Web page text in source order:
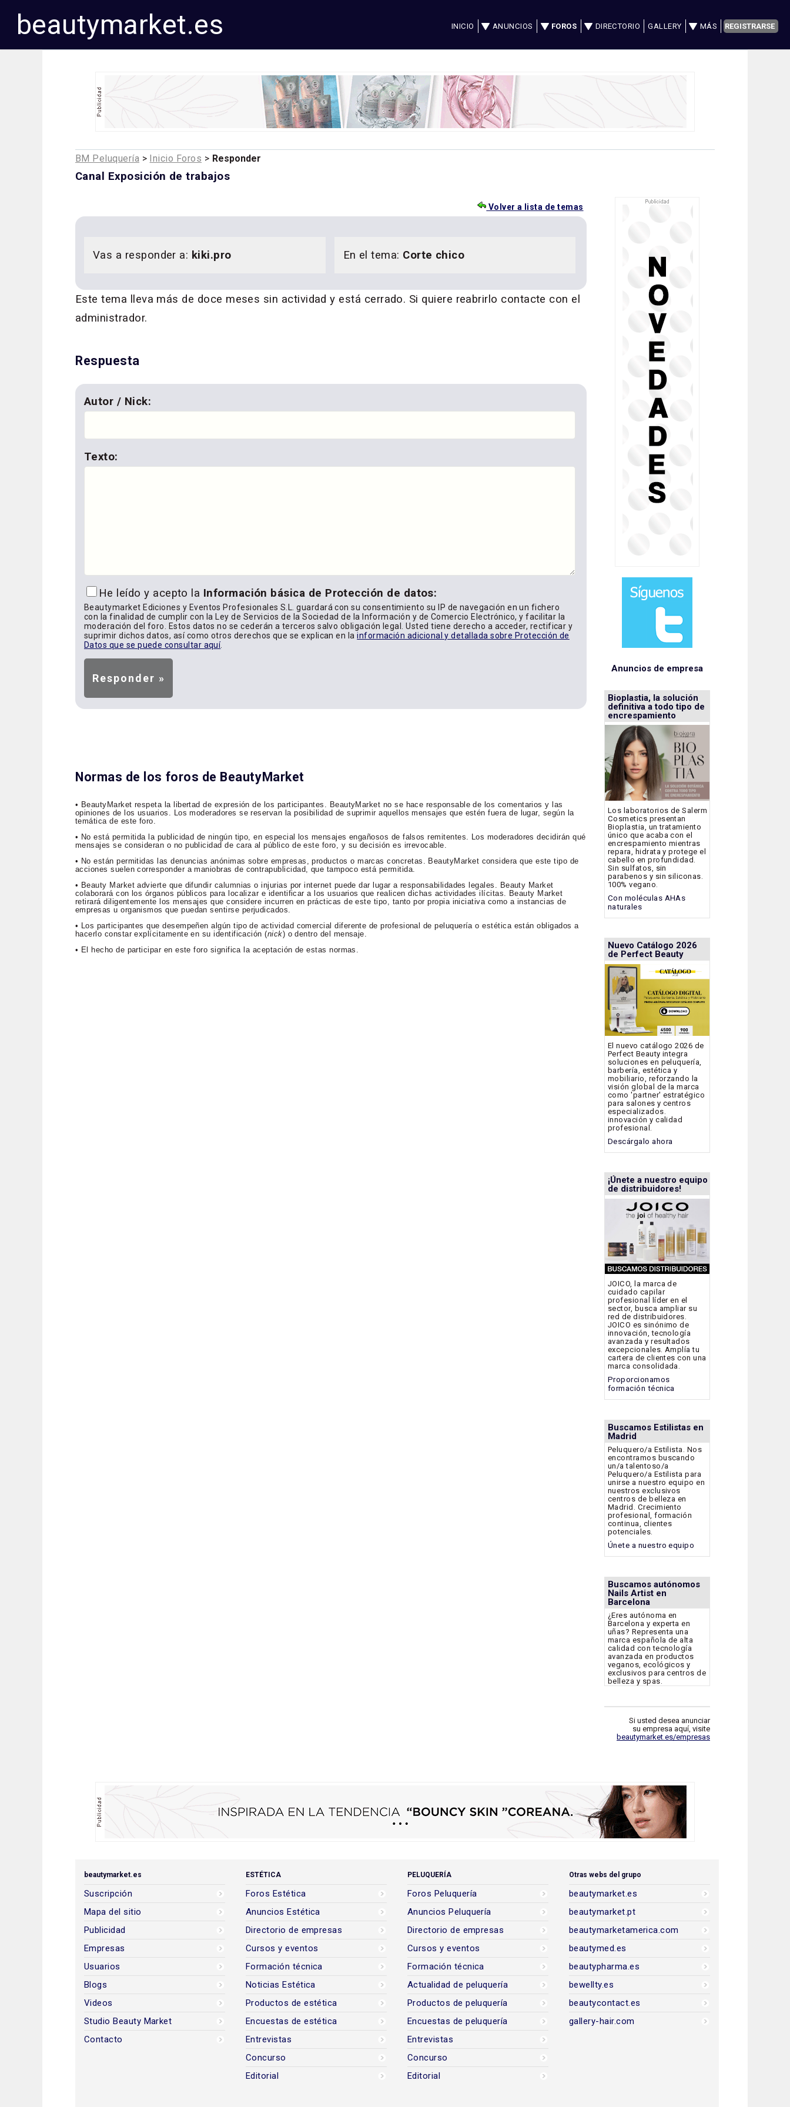
beautymarket.es INICIO ANUNCIOS FOROS DIRECTORIO GALLERY MÁS REGISTRARSE
BM Peluquería > Inicio Foros > Responder
Canal Exposición de trabajos
Volver a lista de temas
Vas a responder a: kiki.pro En el tema: Corte chico
Este tema lleva más de doce meses sin actividad y está cerrado. Si quiere reabrirlo contacte con el
administrador.
Respuesta
Autor / Nick:
Texto:
He leído y acepto la Información básica de Protección de datos:
Beautymarket Ediciones y Eventos Profesionales S.L. guardará con su consentimiento su IP de navegación en un fichero
con la finalidad de cumplir con la Ley de Servicios de la Sociedad de la Información y de Comercio Electrónico, y facilitar la
moderación del foro. Estos datos no se cederán a terceros salvo obligación legal. Usted tiene derecho a acceder, rectificar y
suprimir dichos datos, así como otros derechos que se explican en lainformación adicional y detallada sobre Protección de
Datos que se puede consultar aquí.
Normas de los foros de BeautyMarket
• BeautyMarket respeta la libertad de expresión de los participantes. BeautyMarket no se hace responsable de los comentarios y las
opiniones de los usuarios. Los moderadores se reservan la posibilidad de suprimir aquellos mensajes que estén fuera de lugar, según la
temática de este foro.
• No está permitida la publicidad de ningún tipo, en especial los mensajes engañosos de falsos remitentes. Los moderadores decidirán qué
mensajes se consideran o no publicidad de cara al público de este foro, y su decisión es irrevocable.
• No están permitidas las denuncias anónimas sobre empresas, productos o marcas concretas. BeautyMarket considera que este tipo de
acciones suelen corresponder a maniobras de contrapublicidad, que tampoco está permitida.
• Beauty Market advierte que difundir calumnias o injurias por internet puede dar lugar a responsabilidades legales. Beauty Market
colaborará con los órganos públicos para localizar e identificar a los usuarios que realicen dichas actividades ilícitas. Beauty Market
retirará diligentemente los mensajes que considere incurren en prácticas de este tipo, tanto por propia iniciativa como a instancias de
empresas u organismos que puedan sentirse perjudicados.
• Los participantes que desempeñen algún tipo de actividad comercial diferente de profesional de peluquería o estética están obligados a
hacerlo constar explícitamente en su identificación (nick) o dentro del mensaje.
• El hecho de participar en este foro significa la aceptación de estas normas.
Anuncios de empresa
Bioplastia, la solución
definitiva a todo tipo de
encrespamiento
Los laboratorios de Salerm
Cosmetics presentan
Bioplastia, un tratamiento
único que acaba con el
encrespamiento mientras
repara, hidrata y protege el
cabello en profundidad.
Sin sulfatos, sin
parabenos y sin siliconas.
100% vegano.
Con moléculas AHAs
naturales
Nuevo Catálogo 2026
de Perfect Beauty
El nuevo catálogo 2026 de
Perfect Beauty integra
soluciones en peluquería,
barbería, estética y
mobiliario, reforzando la
visión global de la marca
como 'partner' estratégico
para salones y centros
especializados.
innovación y calidad
profesional.
Descárgalo ahora
¡Únete a nuestro equipo
de distribuidores!
JOICO, la marca de
cuidado capilar
profesional líder en el
sector, busca ampliar su
red de distribuidores.
JOICO es sinónimo de
innovación, tecnología
avanzada y resultados
excepcionales. Amplía tu
cartera de clientes con una
marca consolidada.
Proporcionamos
formación técnica
Buscamos Estilistas en
Madrid
Peluquero/a Estilista. Nos
encontramos buscando
un/a talentoso/a
Peluquero/a Estilista para
unirse a nuestro equipo en
nuestros exclusivos
centros de belleza en
Madrid. Crecimiento
profesional, formación
continua, clientes
potenciales.
Únete a nuestro equipo
Buscamos autónomos
Nails Artist en
Barcelona
¿Eres autónoma en
Barcelona y experta en
uñas? Representa una
marca española de alta
calidad con tecnología
avanzada en productos
veganos, ecológicos y
exclusivos para centros de
belleza y spas.
Si usted desea anunciar
su empresa aquí, visite
beautymarket.es/empresas
beautymarket.es
Suscripción
Mapa del sitio
Publicidad
Empresas
Usuarios
Blogs
Videos
Studio Beauty Market
Contacto
ESTÉTICA
Foros Estética
Anuncios Estética
Directorio de empresas
Cursos y eventos
Formación técnica
Noticias Estética
Productos de estética
Encuestas de estética
Entrevistas
Concurso
Editorial
PELUQUERÍA
Foros Peluquería
Anuncios Peluquería
Directorio de empresas
Cursos y eventos
Formación técnica
Actualidad de peluquería
Productos de peluquería
Encuestas de peluquería
Entrevistas
Concurso
Editorial
Otras webs del grupo
beautymarket.es
beautymarket.pt
beautymarketamerica.com
beautymed.es
beautypharma.es
bewellty.es
beautycontact.es
gallery-hair.com